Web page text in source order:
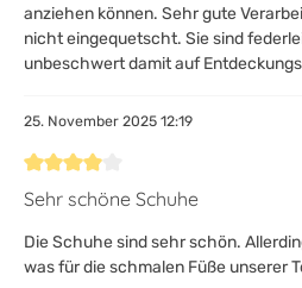
anziehen können. Sehr gute
nicht eingequetscht. Sie sind
unbeschwert damit auf
25. November 2025 12:19
Bewertung mit 4 von 5 Sternen
Sehr schöne Schuhe
Die Schuhe sind sehr schön.
was für die schmalen Füße unserer